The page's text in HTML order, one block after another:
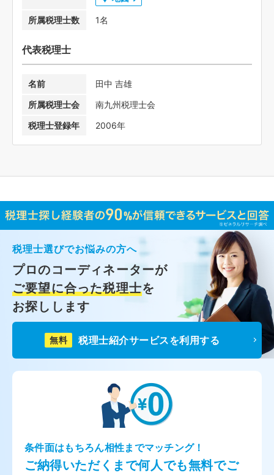
所属税理士数 1名
代表税理士
名前
田中 吉雄
所属税理士会
南九州税理士会
税理士登録年
2006年
税理士選びでお悩みの方へ
プロのコーディネーターが
ご要望に合った税理士を
お探しします
無料 税理士紹介サービスを利用する
条件面はもちろん相性までマッチング！
ご納得いただくまで何人でも無料でご